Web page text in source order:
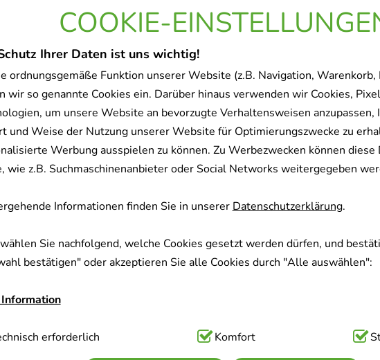
COOKIE-
Ihrer Daten ist uns wichtig!
ordnungsgemäße Funktion unserer Website (z.B. Navigation, Warenkorb,
wir so genannte Cookies ein. Darüber hinaus verwenden wir Cookies,
um unsere Website an bevorzugte Verhaltensweisen anzupassen,
und Weise der Nutzung unserer Website für Optimierungszwecke zu
Werbung ausspielen zu können. Zu Werbezwecken können diese
wie z.B. Suchmaschinenanbieter oder Social Networks weitergegeben
Informationen finden Sie in unsererDatenschutzerklärung.
Sie nachfolgend, welche Cookies gesetzt werden dürfen, und
bestätigen" oder akzeptieren Sie alle Cookies durch "Alle auswählen":
Notwendig:Hierbei handelt es sich um Cookies, die für die
notwendig sind (z.B. Navigation, Warenkorb, Kundenkonto), weshalb
erforderlich Komfort